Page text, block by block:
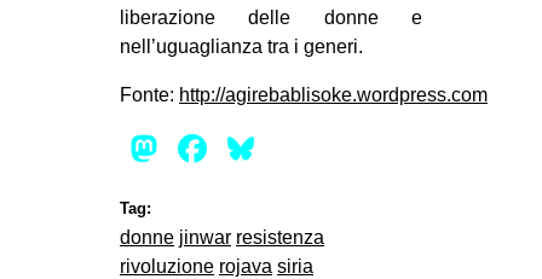
liberazione delle donne e
nell’uguaglianza tra i generi.
Fonte: http://agirebablisoke.wordpress.com
Mastodon
Facebook
Tag:
donne jinwar resistenza
rivoluzione rojava siria